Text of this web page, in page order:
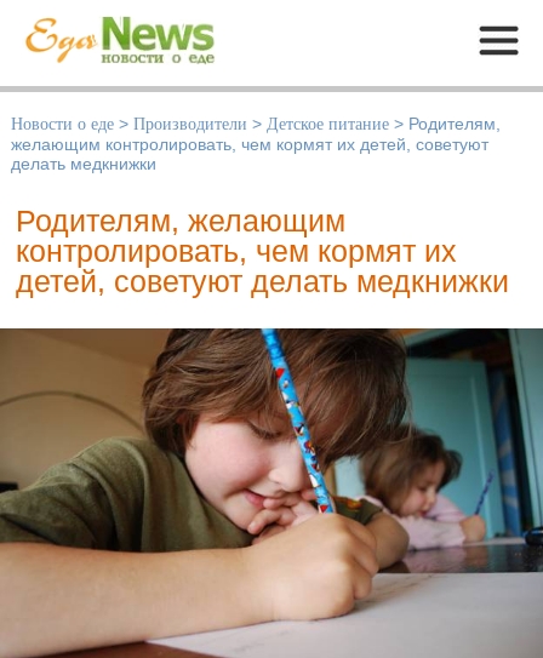
Меню
Новости о еде > Производители > Детское питание > Родителям,
желающим контролировать, чем кормят их детей, советуют
делать медкнижки
Родителям, желающим
контролировать, чем кормят их
детей, советуют делать медкнижки